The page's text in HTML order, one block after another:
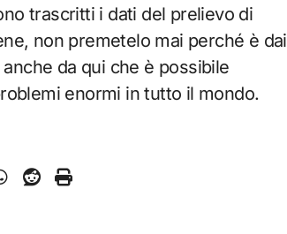
trascritti i dati del prelievo di
non premetelo mai perché è dai
da qui che è possibile
enormi in tutto il mondo.